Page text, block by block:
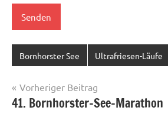
Bornhorster See Ultrafriesen-Läufe
Beitragsnavigation
Vorheriger Beitrag
41. Bornhorster-See-Marathon